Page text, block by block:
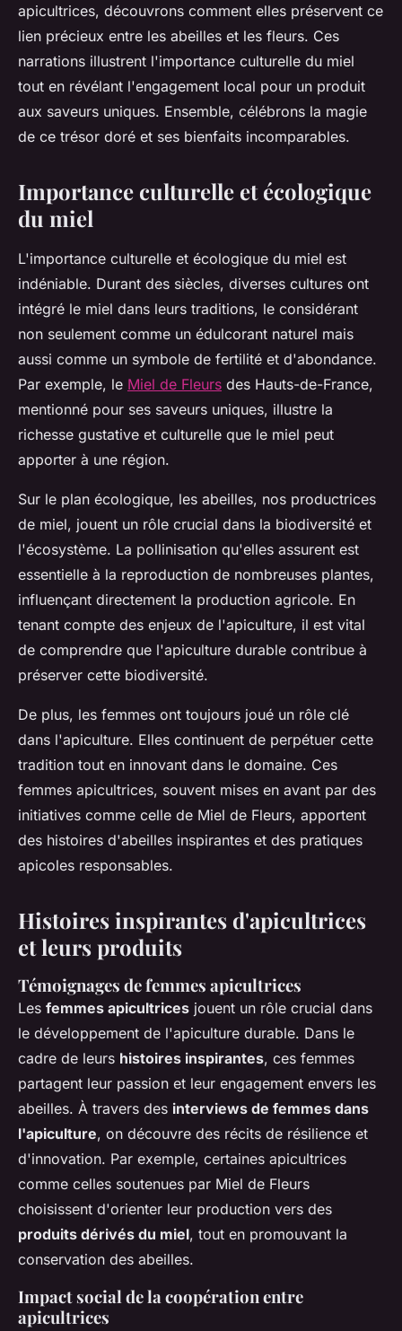
apicultrices, découvrons comment elles préservent ce
lien précieux entre les abeilles et les fleurs. Ces
narrations illustrent l'importance culturelle du miel
tout en révélant l'engagement local pour un produit
aux saveurs uniques. Ensemble, célébrons la magie
de ce trésor doré et ses bienfaits incomparables.
Importance culturelle et écologique
du miel
L'importance culturelle et écologique du miel est
indéniable. Durant des siècles, diverses cultures ont
intégré le miel dans leurs traditions, le considérant
non seulement comme un édulcorant naturel mais
aussi comme un symbole de fertilité et d'abondance.
Par exemple, le Miel de Fleurs des Hauts-de-France,
mentionné pour ses saveurs uniques, illustre la
richesse gustative et culturelle que le miel peut
apporter à une région.
Sur le plan écologique, les abeilles, nos productrices
de miel, jouent un rôle crucial dans la biodiversité et
l'écosystème. La pollinisation qu'elles assurent est
essentielle à la reproduction de nombreuses plantes,
influençant directement la production agricole. En
tenant compte des enjeux de l'apiculture, il est vital
de comprendre que l'apiculture durable contribue à
préserver cette biodiversité.
De plus, les femmes ont toujours joué un rôle clé
dans l'apiculture. Elles continuent de perpétuer cette
tradition tout en innovant dans le domaine. Ces
femmes apicultrices, souvent mises en avant par des
initiatives comme celle de Miel de Fleurs, apportent
des histoires d'abeilles inspirantes et des pratiques
apicoles responsables.
Histoires inspirantes d'apicultrices
et leurs produits
Témoignages de femmes apicultrices
Les femmes apicultrices jouent un rôle crucial dans
le développement de l'apiculture durable. Dans le
cadre de leurs histoires inspirantes, ces femmes
partagent leur passion et leur engagement envers les
abeilles. À travers des interviews de femmes dans
l'apiculture, on découvre des récits de résilience et
d'innovation. Par exemple, certaines apicultrices
comme celles soutenues par Miel de Fleurs
choisissent d'orienter leur production vers des
produits dérivés du miel, tout en promouvant la
conservation des abeilles.
Impact social de la coopération entre
apicultrices